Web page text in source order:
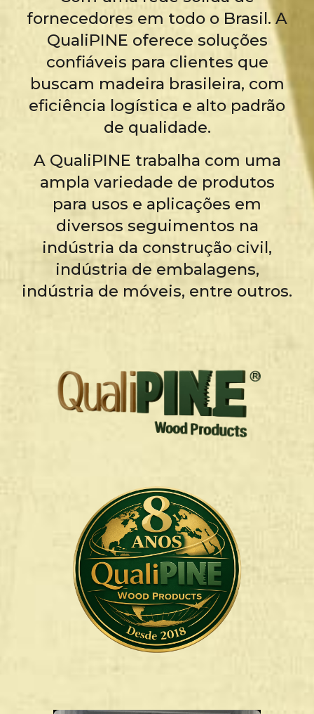
fornecedores em todo o Brasil. A
QualiPINE oferece soluções
confiáveis para clientes que
buscam madeira brasileira, com
eficiência logística e alto padrão
de qualidade.
A QualiPINE trabalha com uma
ampla variedade de produtos
para usos e aplicações em
diversos seguimentos na
indústria da construção civil,
indústria de embalagens,
indústria de móveis, entre outros.